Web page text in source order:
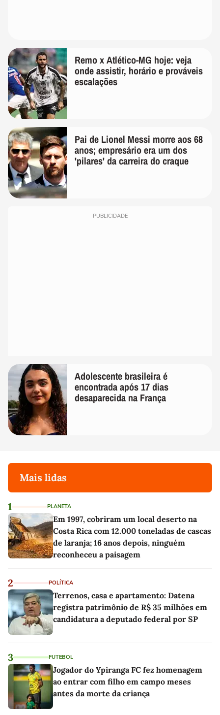
Remo x Atlético-MG hoje: veja
onde assistir, horário e prováveis
escalações
Pai de Lionel Messi morre aos 68
anos; empresário era um dos
'pilares' da carreira do craque
PUBLICIDADE
Adolescente brasileira é
encontrada após 17 dias
desaparecida na França
Mais lidas
1 PLANETA
Em 1997, cobriram um local deserto na
Costa Rica com 12.000 toneladas de cascas
de laranja; 16 anos depois, ninguém
reconheceu a paisagem
2 POLÍTICA
Terrenos, casa e apartamento: Datena
registra patrimônio de R$ 35 milhões em
candidatura a deputado federal por SP
3 FUTEBOL
Jogador do Ypiranga FC fez homenagem
ao entrar com filho em campo meses
antes da morte da criança